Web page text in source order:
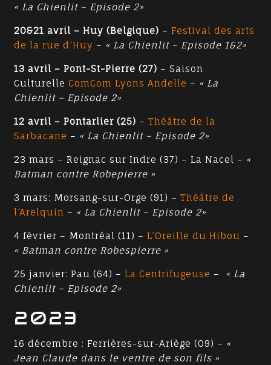
« La Chienlit – Episode 2»
20&21 avril – Huy (Belgique) – Festival des arts
de la rue d’Huy – « La Chienlit – Episode 1&2»
13 avril – Pont-St-Pierre (27) – Saison
CulturelleComCom Lyons Andelle – « La
Chienlit – Episode 2»
12 avril – Pontarlier (25) –Théâtre de la
Sarbacane – « La Chienlit – Episode 2»
23 mars – Reignac sur Indre (37) – La Nacel – «
Batman contre Robepierre »
3 mars: Morsang-sur-Orge (91) –Théâtre de
l’Arelquin – « La Chienlit – Episode 2»
4 février – Montréal (11) – L’Oreille du Hibou –
« Batman contre Robespierre »
25 janvier: Pau (64) – La Centrifugeuse – « La
Chienlit – Episode 2»
2023
16 décembre : Ferrières-sur-Ariège (09) – «
Jean Claude dans le ventre de son fils »